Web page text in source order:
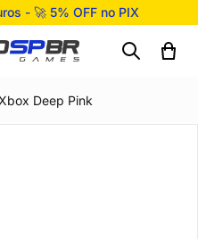
- 🚀 5% OFF no PIX
Deep Pink